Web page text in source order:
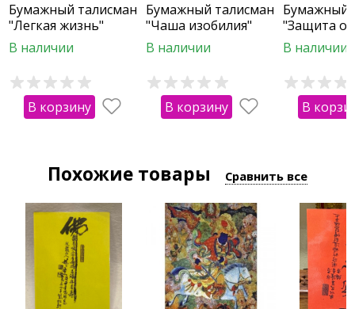
Бумажный талисман
"Легкая жизнь"
В наличии
В корзину
Бумажный талисман
"Чаша изобилия"
В наличии
В корзину
Бумажный
"Защита
В наличии
В
Похожие товары Сравнить все